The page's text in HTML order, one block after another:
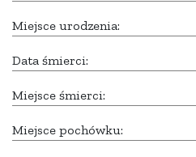
Miejsce urodzenia:
Data śmierci:
Miejsce śmierci:
Miejsce pochówku: